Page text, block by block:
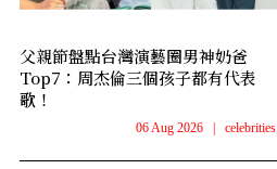
父親節盤點台灣演藝圈男神奶爸
Top7：周杰倫三個孩子都有代表
歌！
06 Aug 2026 celebrities